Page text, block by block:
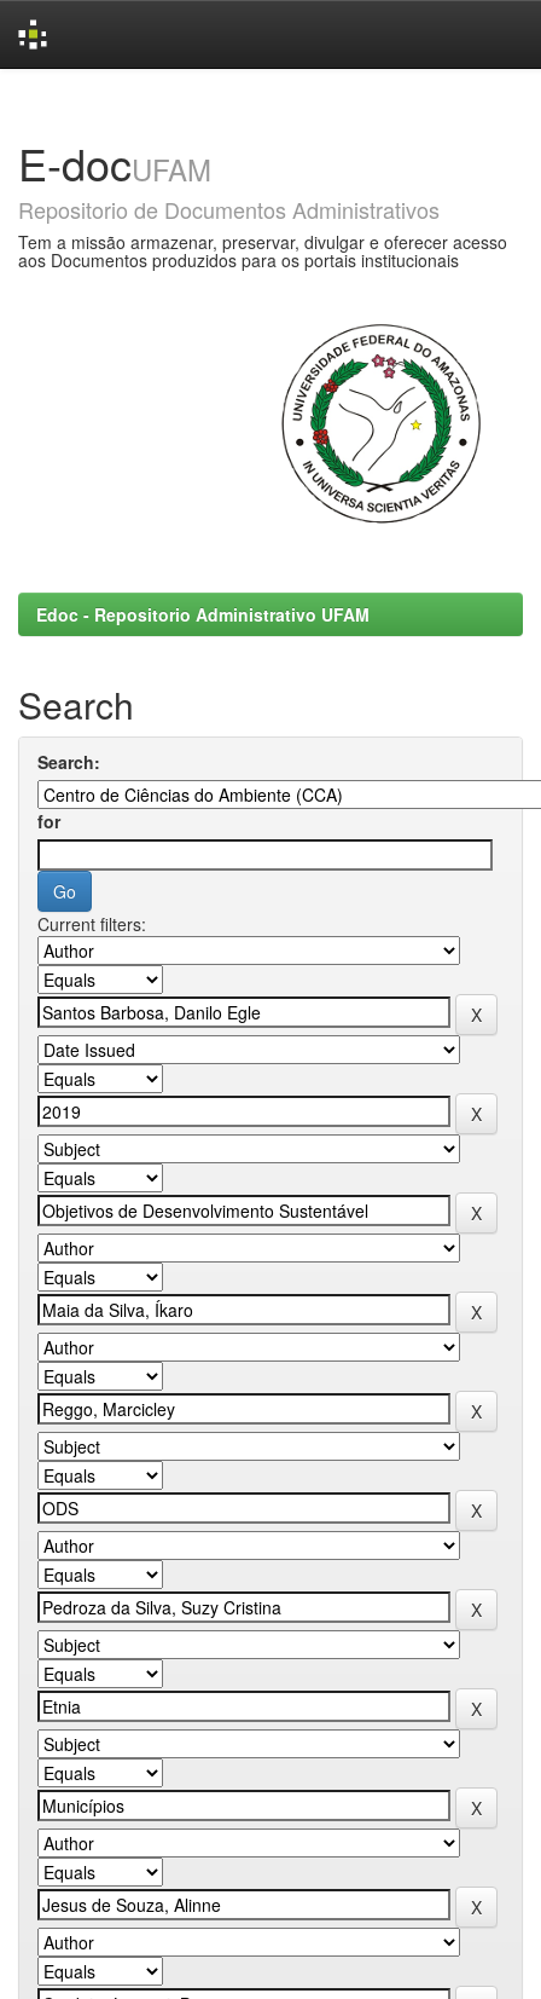
E-docUFAM
Repositorio de Documentos Administrativos
Tem a missão armazenar, preservar, divulgar e oferecer acesso
aos Documentos produzidos para os portais institucionais
Edoc - Repositorio Administrativo UFAM
Search
Search:
for
Current filters: